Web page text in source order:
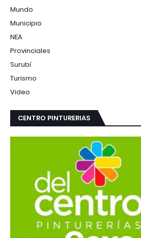
Mundo
Municipio
NEA
Provinciales
Surubí
Turismo
Video
CENTRO PINTURERIAS